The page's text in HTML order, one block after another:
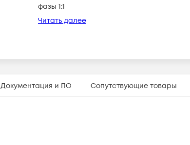
фазы 1:1
Читать далее
Документация и ПО Сопутствующие товары